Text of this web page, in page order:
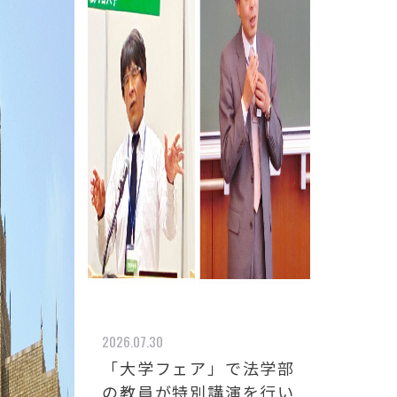
2026.07.30
「大学フェア」で法学部
の教員が特別講演を行い